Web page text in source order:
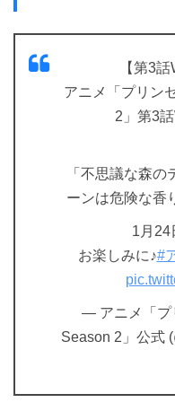
【第3
アニメ「プリン
2」第3
「不思議な森
ーンは危険な香
1月24
お楽しみに♪#
— アニメ「プ
Season 2」公式